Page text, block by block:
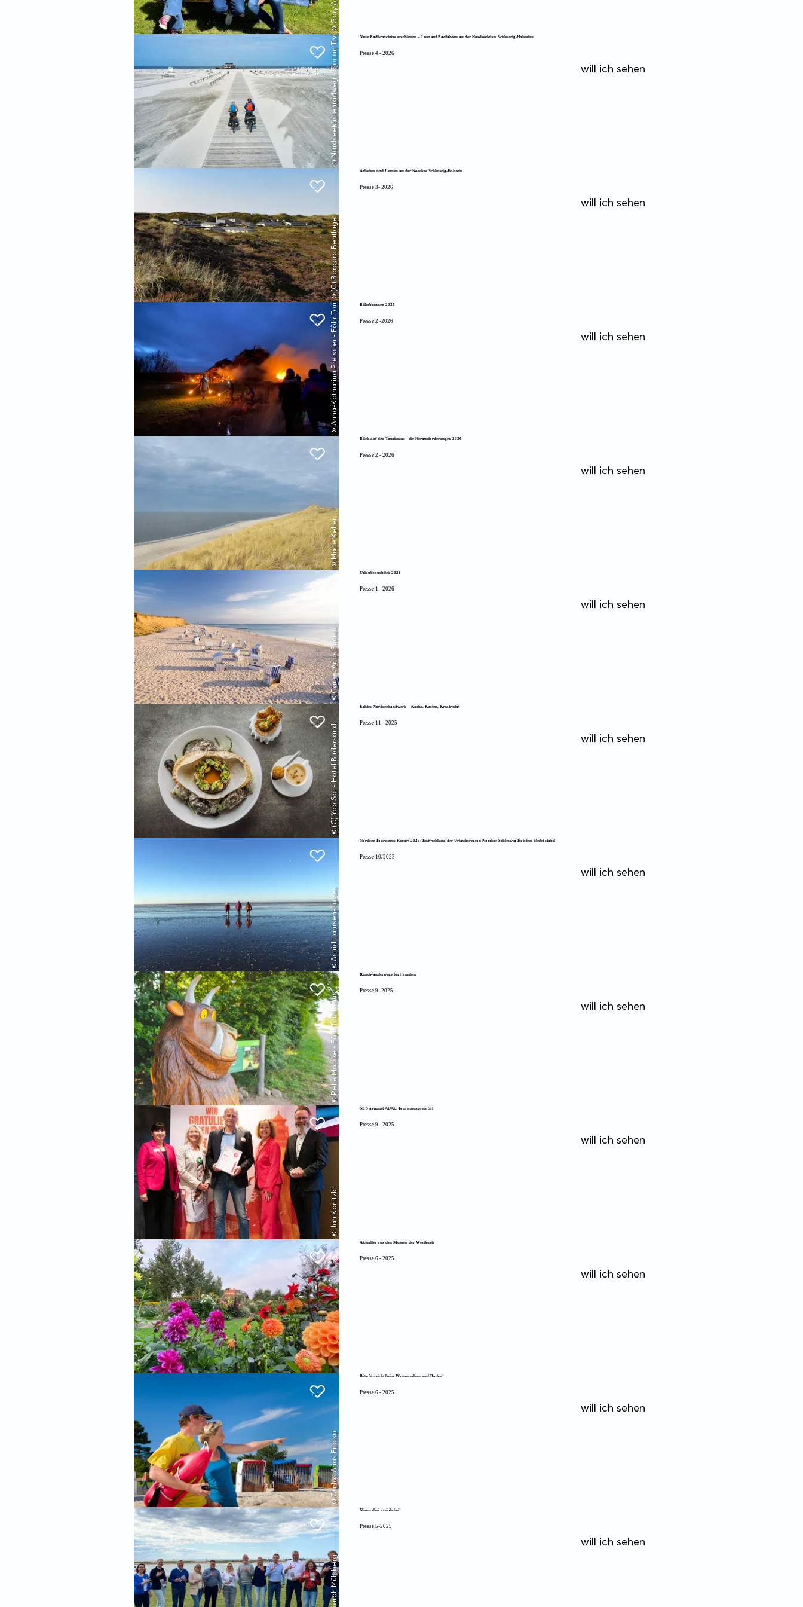
Neue Radbroschüre erschienen – Lust auf Radfahren an der Nordseeküste Schleswig-Holsteins
© Nordseeküstenradweg - Florian Trykowski Presse 4 - 2026
will ich sehen
Arbeiten und Lernen an der Nordsee Schleswig-Holstein
© (C) Barbara Bentlage
Presse 3- 2026
will ich sehen
Biikebrennen 2026
© Anna-Katharina Preissler - Föhr Tourismus GmbH Presse 2 -2026
will ich sehen
Blick auf den Tourismus - die Herausforderungen 2026
© Malte Keller
Presse 2 - 2026
will ich sehen
Urlaubsausblick 2026
© Carlos Arias Enciso
Presse 1 - 2026
will ich sehen
Echtes Nordseehandwerk – Köche, Küsten, Kreativität
© (C) Ydo Sol - Hotel Budersand
Presse 11 - 2025
will ich sehen
Nordsee Tourismus Report 2025: Entwicklung der Urlaubsregion Nordsee Schleswig-Holstein bleibt stabil
© Astrid Lahrsen-Loges
Presse 10/2025
will ich sehen
Rundwanderwege für Familien
© Pelle Motzke - Föhr Tourismus
Presse 9 -2025
will ich sehen
NTS gewinnt ADAC Tourismuspreis SH
© Jan Konitzki
Presse 9 - 2025
will ich sehen
Aktuelles aus den Museen der Westküste
Presse 6 - 2025
will ich sehen
Bitte Vorsicht beim Wattwandern und Baden!
© Carlos Arias Enciso
Presse 6 - 2025
will ich sehen
Nimm drei - sei dabei!
Presse 5-2025
will ich sehen